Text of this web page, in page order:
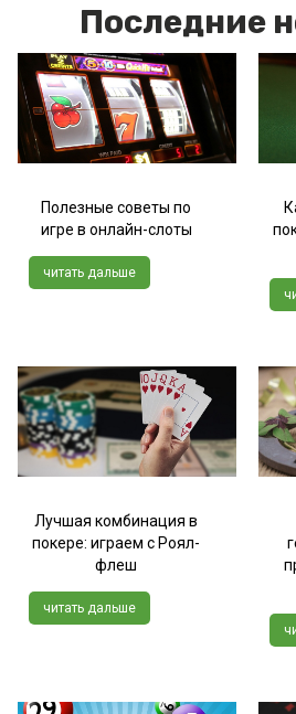
Последние
Полезные советы по
игре в онлайн-слоты
читать дальше
Лучшая комбинация в
покере: играем с Роял-
флеш
читать дальше